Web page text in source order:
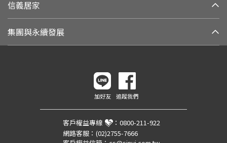
信義居家
集團與永續發展
加好友 追蹤我們
客戶權益專線 ： 0800-211-922
網路客服： (02)2755-7666